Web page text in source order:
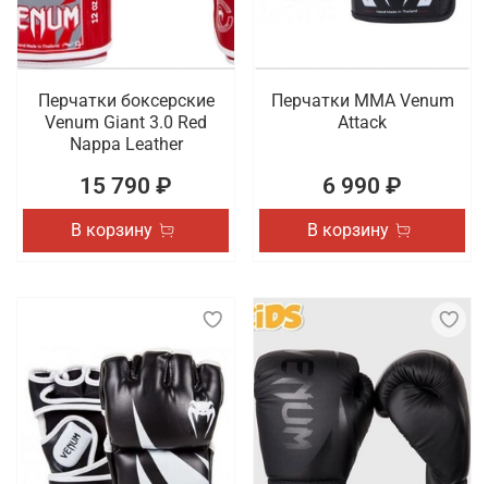
Перчатки боксерские
Venum Giant 3.0 Red
Nappa Leather
15 790 ₽
В корзину
Перчатки ММА Venum
Attack
6 990 ₽
В корзину